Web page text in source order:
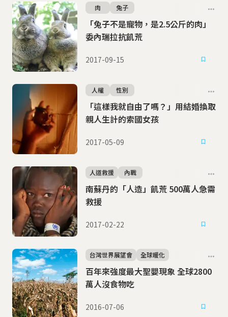
「兔子不是寵物，是2.5公斤的肉」
委內瑞拉抗飢荒
肉 兔子
2017-09-15
「這樣我就自由了嗎？」用結婚換取
親人生計的索國女孩
人權 性別
2017-05-09
南蘇丹的「人造」飢荒 500萬人急需
救援
人道救援 內戰
2017-02-22
百年來強度最大聖嬰現象 全球2800
萬人沒食物吃
台灣世界展望會 全球暖化
2016-07-06